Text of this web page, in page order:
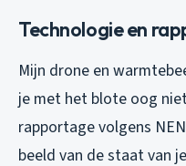
Technologie en
Mijn drone en
je met het blote oog
rapportage volgens
beeld van de staat van